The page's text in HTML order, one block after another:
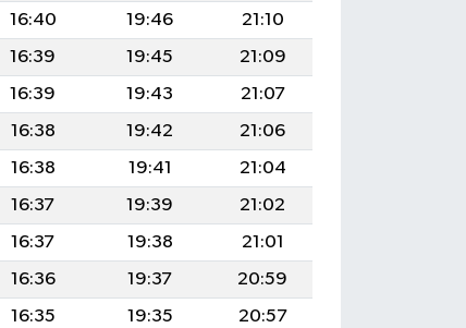
16:40 19:46
21:10
16:39 19:45
21:09
16:39 19:43
21:07
16:38 19:42
21:06
16:38 19:41
21:04
16:37 19:39
21:02
16:37 19:38
21:01
16:36 19:37
20:59
16:35 19:35
20:57